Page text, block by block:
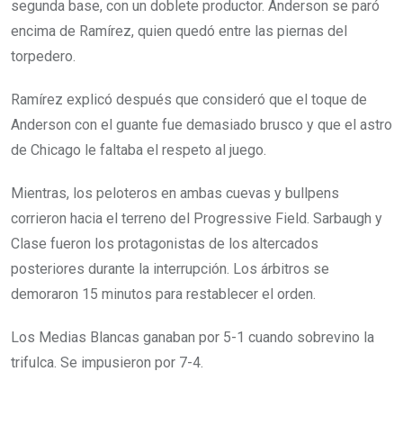
segunda base, con un doblete productor. Anderson se paró
encima de Ramírez, quien quedó entre las piernas del
torpedero.
Ramírez explicó después que consideró que el toque de
Anderson con el guante fue demasiado brusco y que el astro
de Chicago le faltaba el respeto al juego.
Mientras, los peloteros en ambas cuevas y bullpens
corrieron hacia el terreno del Progressive Field. Sarbaugh y
Clase fueron los protagonistas de los altercados
posteriores durante la interrupción. Los árbitros se
demoraron 15 minutos para restablecer el orden.
Los Medias Blancas ganaban por 5-1 cuando sobrevino la
trifulca. Se impusieron por 7-4.